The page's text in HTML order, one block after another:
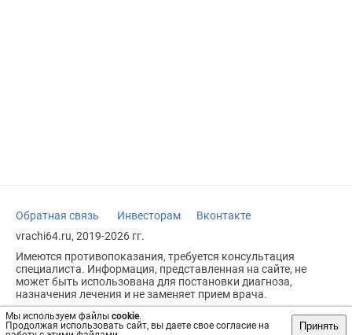
Мы используем файлы cookie.
Продолжая использовать сайт, вы даете свое согласие на
Принять
Обратная связь Инвесторам
Вконтакте
vrachi64.ru, 2019-2026 гг.
Имеются противопоказания, требуется консультация
специалиста. Информация, представленная на сайте, не
может быть использована для постановки диагноза,
назначения лечения и не заменяет прием врача.
Возрастное ограничение: 18+